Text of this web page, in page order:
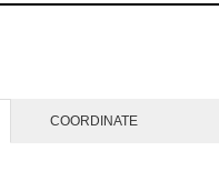
COORDINATE